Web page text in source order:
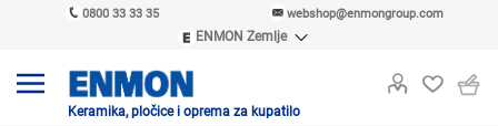
0800 33 33 35 webshop@enmongroup.com
ENMON Zemlje
ENMON MKD
Keramika, pločice i oprema za kupatilo